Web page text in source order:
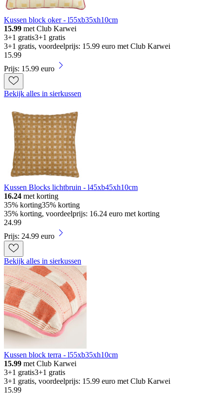
Kussen block oker - l55xb35xh10cm
15.99 met Club Karwei
3+1 gratis3+1 gratis
3+1 gratis, voordeelprijs: 15.99 euro met Club Karwei
15.99
Prijs: 15.99 euro
Bekijk alles in sierkussen
Kussen Blocks lichtbruin - l45xb45xh10cm
16.24 met korting
35% korting35% korting
35% korting, voordeelprijs: 16.24 euro met korting
24.99
Prijs: 24.99 euro
Bekijk alles in sierkussen
Kussen block terra - l55xb35xh10cm
15.99 met Club Karwei
3+1 gratis3+1 gratis
3+1 gratis, voordeelprijs: 15.99 euro met Club Karwei
15.99